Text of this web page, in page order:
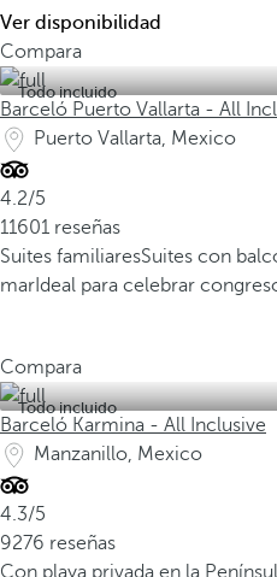
Ver disponibilidad
Compara
Todo incluido
Barceló Puerto Vallarta - All
Puerto Vallarta, Mexico
4.2/5
11601 reseñas
Suites familiaresSuites con
mar Ideal para celebrar
Compara
Todo incluido
Barceló Karmina - All Inclusive
Manzanillo, Mexico
4.3/5
9276 reseñas
Con playa privada en la